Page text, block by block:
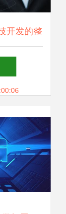
开发的整
客流的